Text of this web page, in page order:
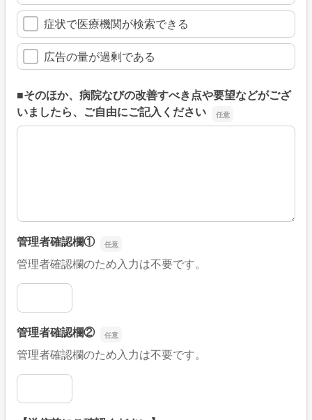
症状で医療機関が検索できる
広告の量が過剰である
■そのほか、病院なびの改善すべき点や要望などがござ
いましたら、ご自由にご記入ください
■そのほか、病院なびの改善すべき点や要望などがござい
管理者確認欄①
管理者確認欄のため入力は不要です。
管理者確認欄①
管理者確認欄②
管理者確認欄のため入力は不要です。
管理者確認欄②